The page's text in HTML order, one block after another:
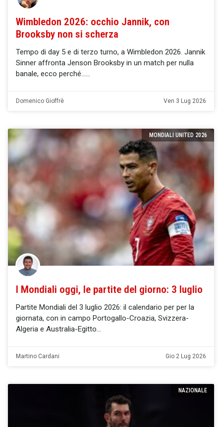
Wimbledon 2026: occhio Jannik, con
Brooksby non si scherza
Tempo di day 5 e di terzo turno, a Wimbledon 2026. Jannik
Sinner affronta Jenson Brooksby in un match per nulla
banale, ecco perché…
Domenico Gioffrè Ven 3 Lug 2026
MONDIALI UNITED 2026
I Mondiali oggi, le partite del giorno: 3 luglio
Partite Mondiali del 3 luglio 2026: il calendario per per la
giornata, con in campo Portogallo-Croazia, Svizzera-
Algeria e Australia-Egitto
Martino Cardani Gio 2 Lug 2026
NAZIONALE